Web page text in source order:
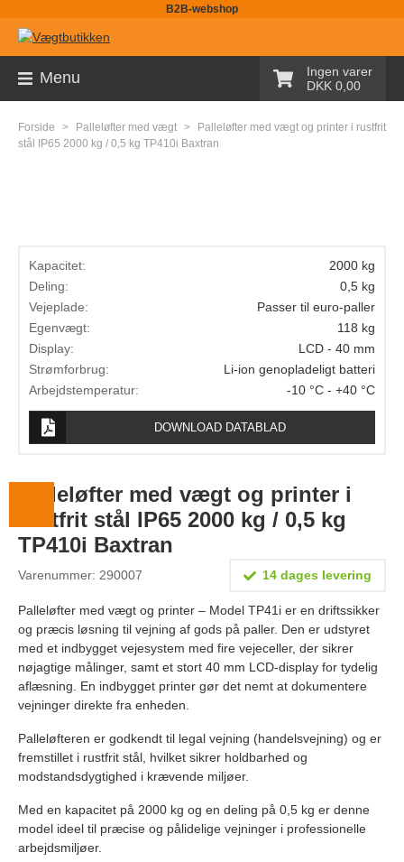
B2B-webshop
Menu
Ingen varer
DKK 0,00
Sortiment
Pallevægte
Bordvægte
Gulvvægte
Laboratorievægte
Pakkevægte
Lægevægte
Vægtlodder
Information
Kalibrering og verifikation
Handelsbetingelser
Kontakt
Forside > Palleløfter med vægt >
Palleløfter med vægt og printer i rustfrit
stål IP65 2000 kg / 0,5 kg TP410i Baxtran
Kapacitet:
2000 kg
Deling:
0,5 kg
Vejeplade:
Passer til euro-paller
Egenvægt:
118 kg
Display:
LCD - 40 mm
Strømforbrug:
Li-ion genopladeligt batteri
Arbejdstemperatur:
-10 °C - +40 °C
DOWNLOAD DATABLAD
Palleløfter med vægt og printer i
rustfrit stål IP65 2000 kg / 0,5 kg
TP410i Baxtran
Varenummer: 290007 14 dages levering
Palleløfter med vægt og printer – Model TP41i er en driftssikker
og præcis løsning til vejning af gods på paller. Den er udstyret
med et indbygget vejesystem med fire vejeceller, der sikrer
nøjagtige målinger, samt et stort 40 mm LCD-display for tydelig
aflæsning. En indbygget printer gør det nemt at dokumentere
vejninger direkte fra enheden.
Palleløfteren er godkendt til legal vejning (handelsvejning) og er
fremstillet i rustfrit stål, hvilket sikrer holdbarhed og
modstandsdygtighed i krævende miljøer.
Med en kapacitet på 2000 kg og en deling på 0,5 kg er denne
model ideel til præcise og pålidelige vejninger i professionelle
arbejdsmiljøer.